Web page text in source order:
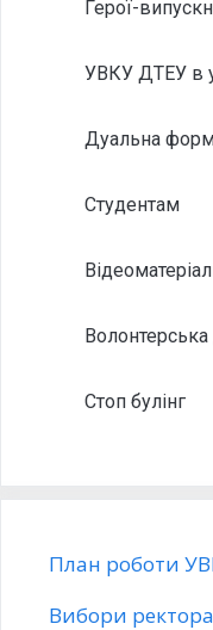
Герої-
УВКУ ДТЕУ в
Дуальна
Студентам
Волонтерська
Стоп булінг
План роботи
Вибори